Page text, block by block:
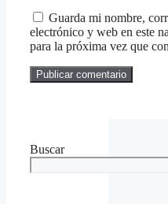
Guarda mi nombre,
electrónico y web en este
para la próxima vez que
Buscar